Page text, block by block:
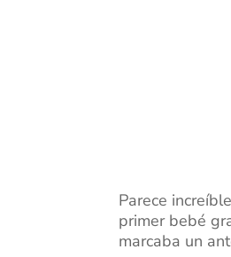
Parece
primer bebé
marcaba un